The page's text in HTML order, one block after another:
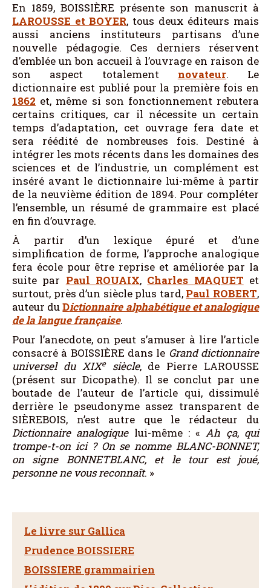
En 1859, BOISSIÈRE présente son manuscrit à
LAROUSSE etBOYER, tous deux éditeurs mais
aussi anciens instituteurs partisans d’une
nouvelle pédagogie. Ces derniers réservent
d’emblée un bon accueil à l’ouvrage en raison de
son aspect totalement novateur. Le
dictionnaire est publié pour la première fois en
1862 et, même si son fonctionnement rebutera
certains critiques, car il nécessite un certain
temps d’adaptation, cet ouvrage fera date et
sera réédité de nombreuses fois. Destiné à
intégrer les mots récents dans les domaines des
sciences et de l’industrie, un complément est
inséré avant le dictionnaire lui-même à partir
de la neuvième édition de 1894. Pour compléter
l’ensemble, un résumé de grammaire est placé
en fin d’ouvrage.
À partir d’un lexique épuré et d’une
simplification de forme, l’approche analogique
fera école pour être reprise et améliorée par la
suite par Paul ROUAIX, Charles MAQUET et
surtout, près d’un siècle plus tard, Paul ROBERT,
auteur duDictionnaire alphabétique et analogique
de la langue française.
Pour l’anecdote, on peut s’amuser à lire l’article
consacré à BOISSIÈRE dans le Grand dictionnaire
universel du XIXesiècle, de Pierre LAROUSSE
(présent sur Dicopathe). Il se conclut par une
boutade de l’auteur de l’article qui, dissimulé
derrière le pseudonyme assez transparent de
SIÈREBOIS, n’est autre que le rédacteur du
Dictionnaire analogiquelui-même : «Ah ça,qui
trompe-t-on ici ? On se nomme BLANC-BONNET,
on signe BONNETBLANC, et le tour est joué,
personne ne vous reconnaît. »
Le livre sur Gallica
Prudence BOISSIERE
BOISSIERE grammairien